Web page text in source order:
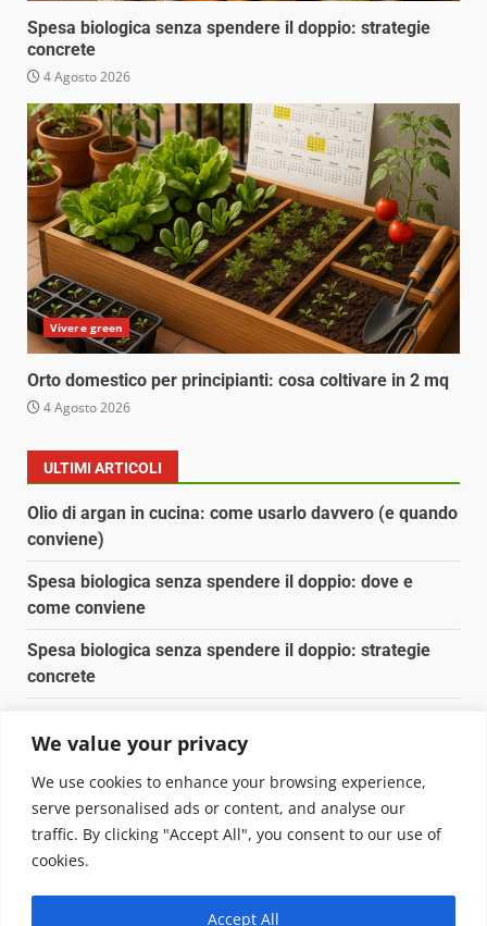
We value your privacy
We use cookies to enhance your browsing experience,
serve personalised ads or content, and analyse our
traffic. By clicking "Accept All", you consent to our use of
cookies.
Accept All
Spesa biologica senza spendere il doppio: strategie
concrete
4 Agosto 2026
Vivere green
Orto domestico per principianti: cosa coltivare in 2 mq
4 Agosto 2026
ULTIMI ARTICOLI
Olio di argan in cucina: come usarlo davvero (e quando
conviene)
Spesa biologica senza spendere il doppio: dove e
come conviene
Spesa biologica senza spendere il doppio: strategie
concrete
Pulizia naturale della casa: 3 ingredienti che
sostituiscono 10 prodotti chimici
Copyright © 2025 Biopianeta.it proprietà di Jws Media
Questo blog non è una testata giornalistica, in quanto